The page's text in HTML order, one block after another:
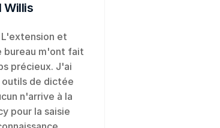
Willis
et
bureau m'ont fait
précieux. J'ai
de dictée
n'arrive à la
pour la saisie